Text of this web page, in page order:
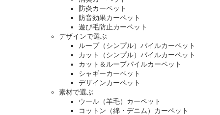
防炎カーペット
防音効果カーペット
遊び毛防止カーペット
デザインで選ぶ
ループ（シンプル）パイルカーペット
カット（シンプル）パイルカーペット
カット＆ループパイルカーペット
シャギーカーペット
デザインカーペット
素材で選ぶ
ウール（羊毛）カーペット
コットン（綿・デニム）カーペット